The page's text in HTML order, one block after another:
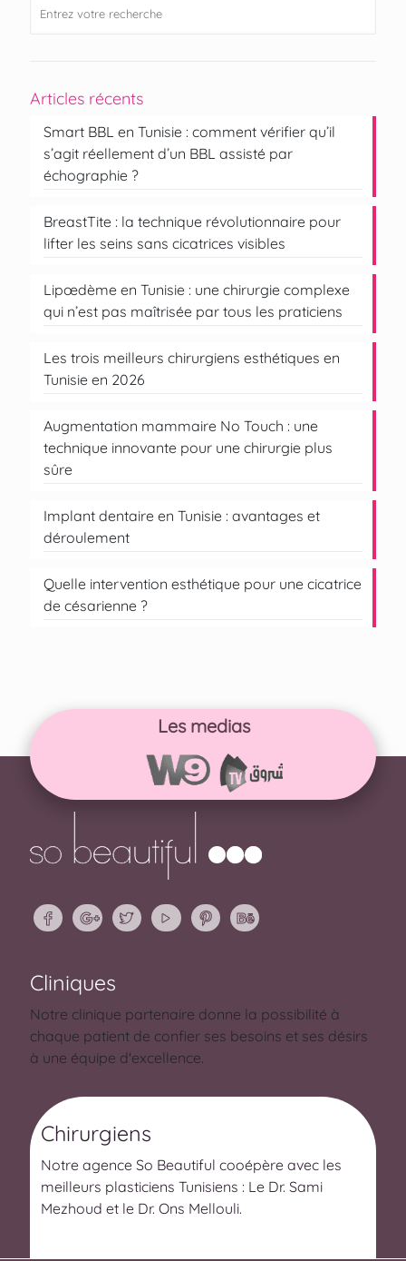
Articles récents
Smart BBL en Tunisie : comment vérifier qu’il
s’agit réellement d’un BBL assisté par
échographie ?
BreastTite : la technique révolutionnaire pour
lifter les seins sans cicatrices visibles
Lipœdème en Tunisie : une chirurgie complexe
qui n’est pas maîtrisée par tous les praticiens
Les trois meilleurs chirurgiens esthétiques en
Tunisie en 2026
Augmentation mammaire No Touch : une
technique innovante pour une chirurgie plus
sûre
Implant dentaire en Tunisie : avantages et
déroulement
Quelle intervention esthétique pour une cicatrice
de césarienne ?
Les medias
Cliniques
Notre clinique partenaire donne la possibilité à
chaque patient de confier ses besoins et ses désirs
à une équipe d'excellence.
Chirurgiens
Notre agence So Beautiful cooépère avec les
meilleurs plasticiens Tunisiens : Le Dr. Sami
Mezhoud et le Dr. Ons Mellouli.